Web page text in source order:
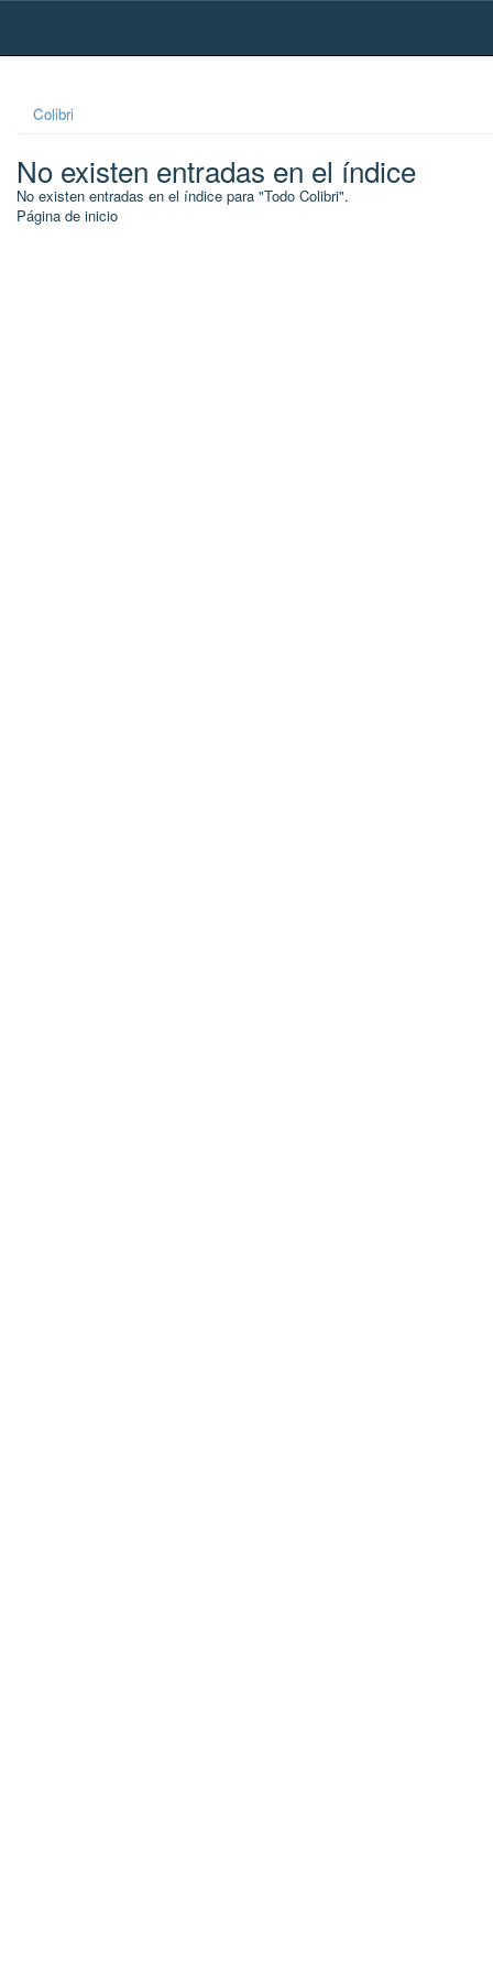
Skip
Colibri
No existen entradas en el índice
No existen entradas en el índice para "Todo Colibri".
Página de inicio